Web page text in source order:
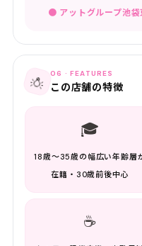
● アットグループ池袋
💡 06 · FEATURES
この店舗の特徴
🎓
18歳〜35歳の幅広い年齢層
在籍・30歳前後中心
☕